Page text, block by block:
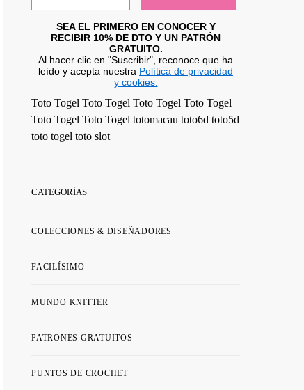
SEA EL PRIMERO EN CONOCER Y
RECIBIR 10% DE DTO Y UN PATRÓN
GRATUITO.
Al hacer clic en "Suscribir", reconoce que ha
leído y acepta nuestra Política de privacidad
y cookies.
Toto Togel Toto Togel Toto Togel Toto Togel
Toto Togel Toto Togel totomacau toto6d toto5d
toto togel toto slot
CATEGORÍAS
COLECCIONES & DISEÑADORES
FACILÍSIMO
MUNDO KNITTER
PATRONES GRATUITOS
PUNTOS DE CROCHET